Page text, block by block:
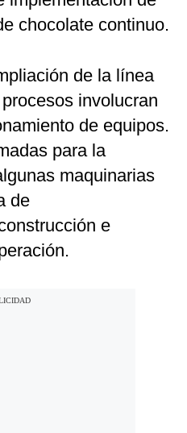
chocolate continuo.
de la línea
involucran
de equipos.
para la
maquinarias
de
e